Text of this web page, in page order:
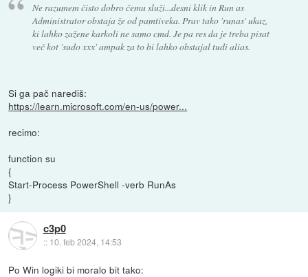
Ne razumem čisto dobro čemu služi...desni klik in Run as
Administrator obstaja že od pamtiveka. Prav tako 'runas' ukaz,
ki lahko zažene karkoli ne samo cmd. Je pa res da je treba pisat
več kot 'sudo xxx' ampak za to bi lahko obstajal tudi alias.
Si ga pač narediš:
https://learn.microsoft.com/en-us/power...
recimo:
function su
{
Start-Process PowerShell -verb RunAs
}
c3p0
:: 10. feb 2024, 14:53
Po Win logiki bi moralo bit tako: